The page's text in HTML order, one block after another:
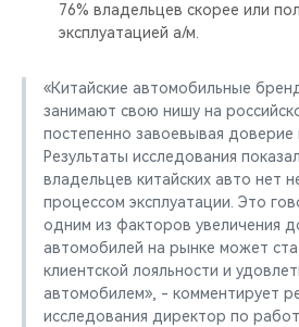
76% владельцев скорее или
эксплуатацией а/м.
«Китайские автомобильные
занимают свою нишу на
постепенно завоевывая доверие
Результаты исследования
владельцев китайских авто нет
процессом эксплуатации. Это
одним из факторов увеличения
автомобилей на рынке может
клиентской лояльности и
автомобилем», - комментирует
исследования директор по